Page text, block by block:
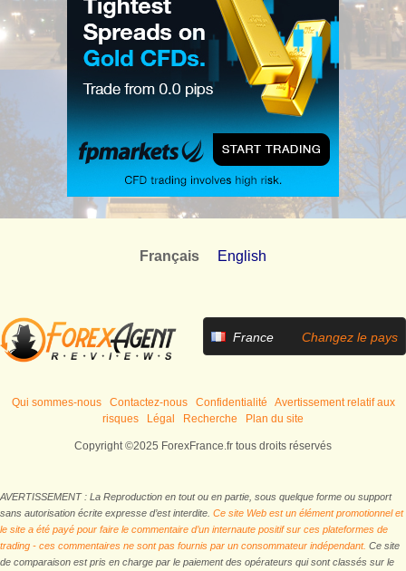
Français English
France Changez le pays
Qui sommes-nous Contactez-nous Confidentialité
Avertissement relatif aux
risques
Légal Recherche Plan du site
Copyright ©2025 ForexFrance.fr tous droits réservés
AVERTISSEMENT : La Reproduction en tout ou en partie, sous quelque forme ou support
sans autorisation écrite expresse d’est interdite. Ce site Web est un élément promotionnel et
le site a été payé pour faire le commentaire d’un internaute positif sur ces plateformes de
trading - ces commentaires ne sont pas fournis par un consommateur indépendant. Ce site
de comparaison est pris en charge par le paiement des opérateurs qui sont classés sur le